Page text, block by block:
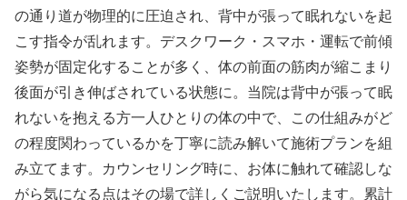
の通り道が物理的に圧迫され、背中が張って眠れないを起
こす指令が乱れます。デスクワーク・スマホ・運転で前傾
姿勢が固定化することが多く、体の前面の筋肉が縮こまり
後面が引き伸ばされている状態に。当院は背中が張って眠
れないを抱える方一人ひとりの体の中で、この仕組みがど
の程度関わっているかを丁寧に読み解いて施術プランを組
み立てます。カウンセリング時に、お体に触れて確認しな
がら気になる点はその場で詳しくご説明いたします。累計